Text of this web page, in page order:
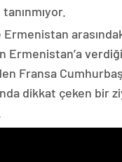
Ermenistan’a
Fransa
dikkat çeken bir